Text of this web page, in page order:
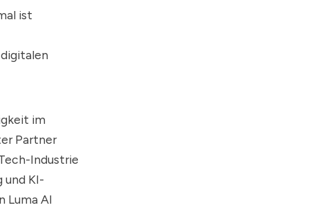
ist
im
Partner
Industrie
und KI-
Luma AI